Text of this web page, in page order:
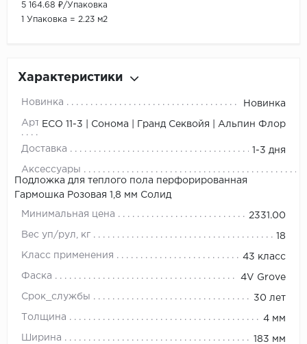
5 164.68 ₽/Упаковка
1 Упаковка = 2.23 м2
Характеристики
Новинка Новинка
АртикулЕСО 11-3 | Сонома | Гранд Секвойя | Альпин Флор
Доставка 1-3 дня
Аксессуары
Подложка для теплого пола перфорированная
Гармошка Розовая 1,8 мм Солид
Минимальная цена 2331.00
Вес уп/рул, кг 18
Класс применения 43 класс
Фаска 4V Grove
Срок_службы 30 лет
Толщина 4 мм
Ширина 183 мм